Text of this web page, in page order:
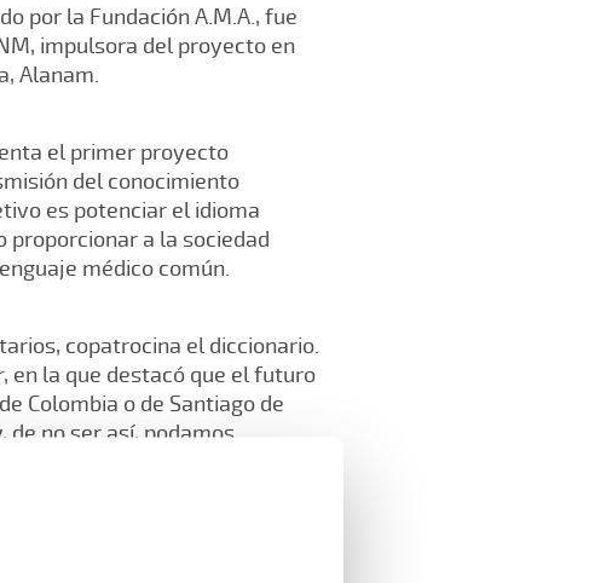
por la Fundación A.M.A., fue
impulsora del proyecto en
Alanam.
el primer proyecto
del conocimiento
es potenciar el idioma
proporcionar a la sociedad
médico común.
copatrocina el diccionario.
en la que destacó que el futuro
Colombia o de Santiago de
no ser así, podamos
una frase del presidente del